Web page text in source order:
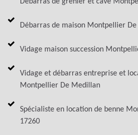
Débarras de maison Montpellier
Vidage maison succession
Vidage et débarras entreprise et
Montpellier De Medillan
Spécialiste en location de benne
17260